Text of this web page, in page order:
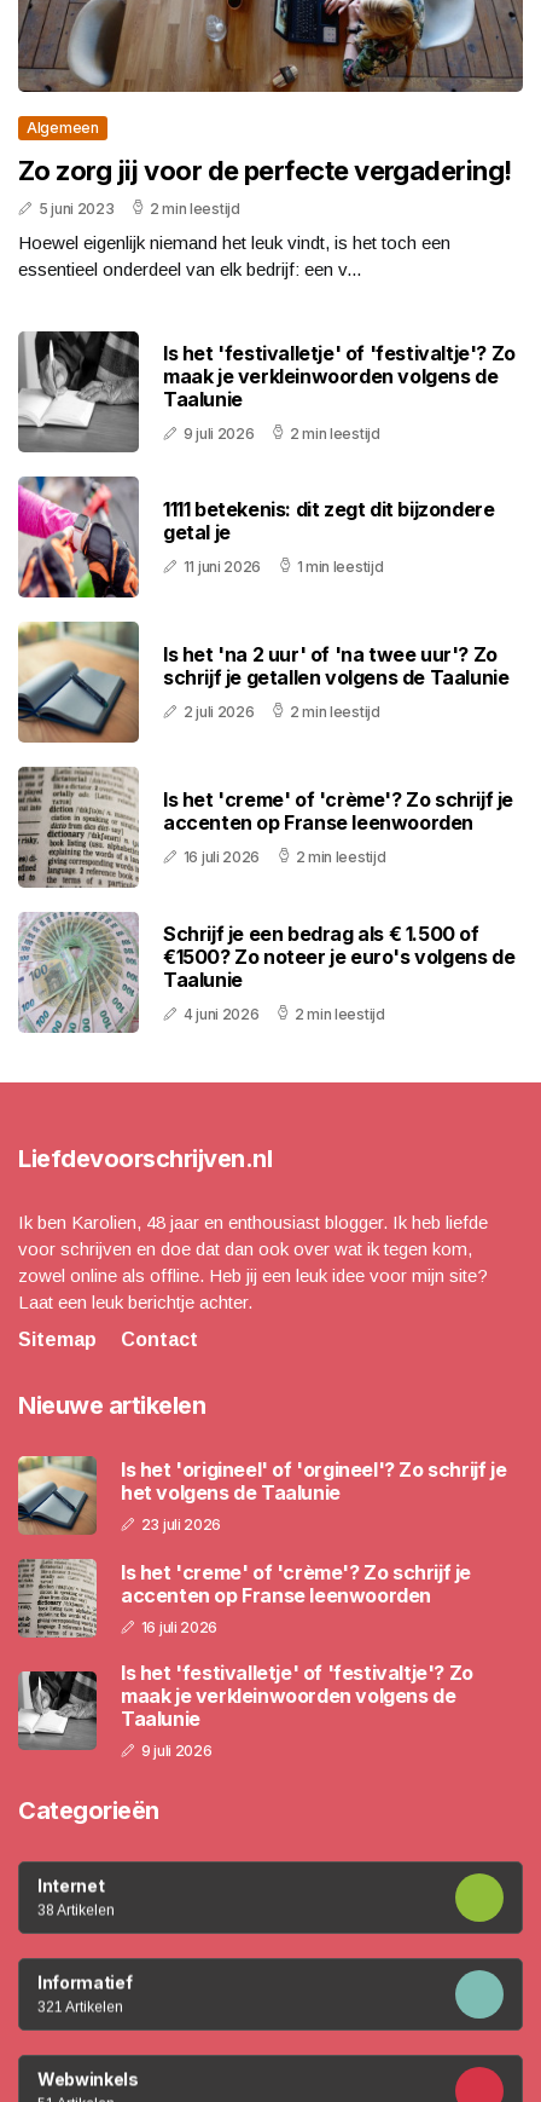
Algemeen
Zo zorg jij voor de perfecte vergadering!
5 juni 2023 2 min leestijd
Hoewel eigenlijk niemand het leuk vindt, is het toch een
essentieel onderdeel van elk bedrijf: een v...
Is het 'festivalletje' of 'festivaltje'? Zo
maak je verkleinwoorden volgens de
Taalunie
9 juli 2026 2 min leestijd
1111 betekenis: dit zegt dit bijzondere
getal je
11 juni 2026 1 min leestijd
Is het 'na 2 uur' of 'na twee uur'? Zo
schrijf je getallen volgens de Taalunie
2 juli 2026 2 min leestijd
Is het 'creme' of 'crème'? Zo schrijf je
accenten op Franse leenwoorden
16 juli 2026 2 min leestijd
Schrijf je een bedrag als € 1.500 of
€1500? Zo noteer je euro's volgens de
Taalunie
4 juni 2026 2 min leestijd
Liefdevoorschrijven.nl
Ik ben Karolien, 48 jaar en enthousiast blogger. Ik heb liefde
voor schrijven en doe dat dan ook over wat ik tegen kom,
zowel online als offline. Heb jij een leuk idee voor mijn site?
Laat een leuk berichtje achter.
Sitemap
Contact
Nieuwe artikelen
Is het 'origineel' of 'orgineel'? Zo schrijf je
het volgens de Taalunie
23 juli 2026
Is het 'creme' of 'crème'? Zo schrijf je
accenten op Franse leenwoorden
16 juli 2026
Is het 'festivalletje' of 'festivaltje'? Zo
maak je verkleinwoorden volgens de
Taalunie
9 juli 2026
Categorieën
Internet
38 Artikelen
Informatief
321 Artikelen
Webwinkels